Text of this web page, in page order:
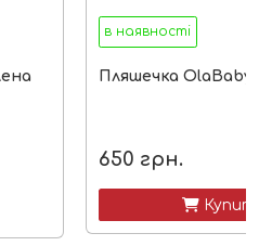
в наявності
Пляшечка OlaBaby
650 грн.
